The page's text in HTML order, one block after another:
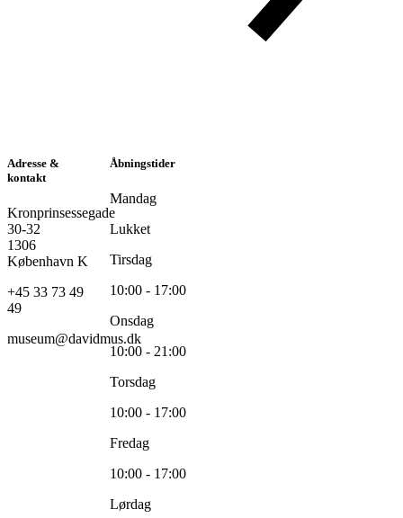
Adresse &
kontakt
Kronprinsessegade
30-32
1306
København K
+45 33 73 49
49
museum@davidmus.dk
Åbningstider
Mandag
Lukket
Tirsdag
10:00 - 17:00
Onsdag
10:00 - 21:00
Torsdag
10:00 - 17:00
Fredag
10:00 - 17:00
Lørdag